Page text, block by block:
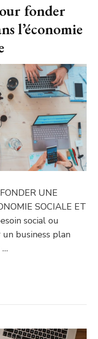
fonder
l’économie
UNE
SOCIALE ET
social ou
business plan
…